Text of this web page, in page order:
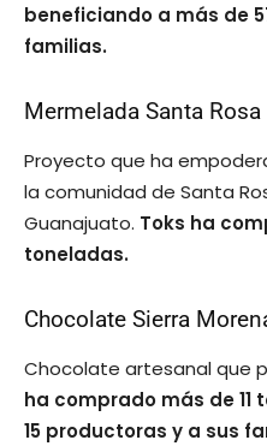
beneficiando a más de
familias.
Mermelada Santa Rosa
Proyecto que ha
la comunidad de Santa
Guanajuato. Toks ha
toneladas.
Chocolate Sierra
Chocolate artesanal que
ha comprado más de
15 productoras y a sus